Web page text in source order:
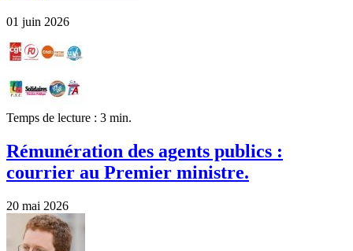
01 juin 2026
Temps de lecture : 3 min.
Rémunération des agents publics :
courrier au Premier ministre.
20 mai 2026